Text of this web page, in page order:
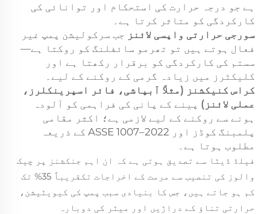
ہے جو درجہ حرارت کی استحکام اور توانائی کی
کارکردگی کو متاثر کرتا ہے۔
سورجی حرارتی واپسی لائنز جب سرکولیشن پمپ غیر
فعال ہوتے ہیں تو تھرمو سائفلنگ کو روکتا ہے—
سستم کی کارکردگی کو برقرار رکھتا ہے اور
کلیکٹرز میں زیادہ گرمی کے روکنے کے لیے۔
کراس کنیکشنز (مثلاً آبپاشی، فائر اسپرینکلرز،
عملی لائنز) پینے کے پانی کی فراہمی کو آلودہ
ہونے سے روکنے کے لیے لازمی ہے؛ اکثر مقامی
پلمبنگ کوڈز اور ASSE 1007–2022 کے ذریعہ
مطلوب ہوتا ہے۔
فیلڈ ڈیٹا سے تصدیق ہوتی ہے کہ ان اہم جنکشنز پر چیک
والوز کی تنصیب سے مرمت کے اخراجات تکقریباً 35% تک
کم ہو جاتے ہیں، جس کا بنیادی سبب پمپ کی کیویٹیشن،
حرارتی تناؤ کے دراڑیں اور میٹر کی دوبارہ